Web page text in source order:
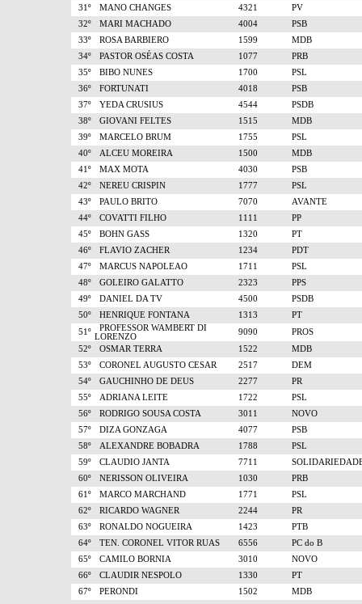
31º
MANO CHANGES 4321
PV
32º
MARI MACHADO 4004
PSB
33º
ROSA BARBIERO 1599
MDB
34º
PASTOR OSÉAS COSTA 1077
PRB
35º
BIBO NUNES 1700
PSL
36º
FORTUNATI 4018
PSB
37º
YEDA CRUSIUS 4544
PSDB
38º
GIOVANI FELTES 1515
MDB
39º
MARCELO BRUM 1755
PSL
40º
ALCEU MOREIRA 1500
MDB
41º
MAX MOTA 4030
PSB
42º
NEREU CRISPIN 1777
PSL
43º
PAULO BRITO 7070
AVANTE
44º
COVATTI FILHO 1111
PP
45º
BOHN GASS 1320
PT
46º
FLAVIO ZACHER 1234
PDT
47º
MARCUS NAPOLEAO 1711
PSL
48º
GOLEIRO GALATTO 2323
PPS
49º
DANIEL DA TV 4500
PSDB
50º
HENRIQUE FONTANA 1313
PT
51º
PROFESSOR WAMBERT DI
LORENZO
9090
PROS
52º
OSMAR TERRA 1522
MDB
53º
CORONEL AUGUSTO CESAR 2517
DEM
54º
GAUCHINHO DE DEUS 2277
PR
55º
ADRIANA LEITE 1722
PSL
56º
RODRIGO SOUSA COSTA 3011
NOVO
57º
DIZA GONZAGA 4077
PSB
58º
ALEXANDRE BOBADRA 1788
PSL
59º
CLAUDIO JANTA 7711
60º
NERISSON OLIVEIRA 1030
PRB
61º
MARCO MARCHAND 1771
PSL
62º
RICARDO WAGNER 2244
PR
63º
RONALDO NOGUEIRA 1423
PTB
64º
TEN. CORONEL VITOR RUAS 6556
PC do B
65º
CAMILO BORNIA 3010
NOVO
66º
CLAUDIR NESPOLO 1330
PT
67º
PERONDI 1502
MDB